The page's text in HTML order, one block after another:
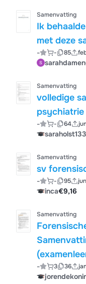
Samenvatting
Ik
met deze
- - 85
sarahdamen
Samenvatting
volledige
- - 64
Samenvatting
sv
- - 95
inca€9,16
Samenvatting
- 3 36